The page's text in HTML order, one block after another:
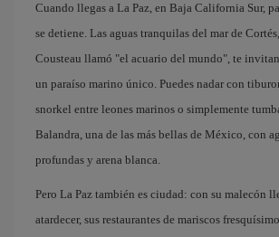
Cuando llegas a La Paz, en Baja California Sur,
se detiene. Las aguas tranquilas del mar de
Cousteau llamó "el acuario del mundo", te
un paraíso marino único. Puedes nadar con
snorkel entre leones marinos o simplemente
Balandra, una de las más bellas de México, con
profundas y arena blanca.
Pero La Paz también es ciudad: con su malecón
atardecer, sus restaurantes de mariscos